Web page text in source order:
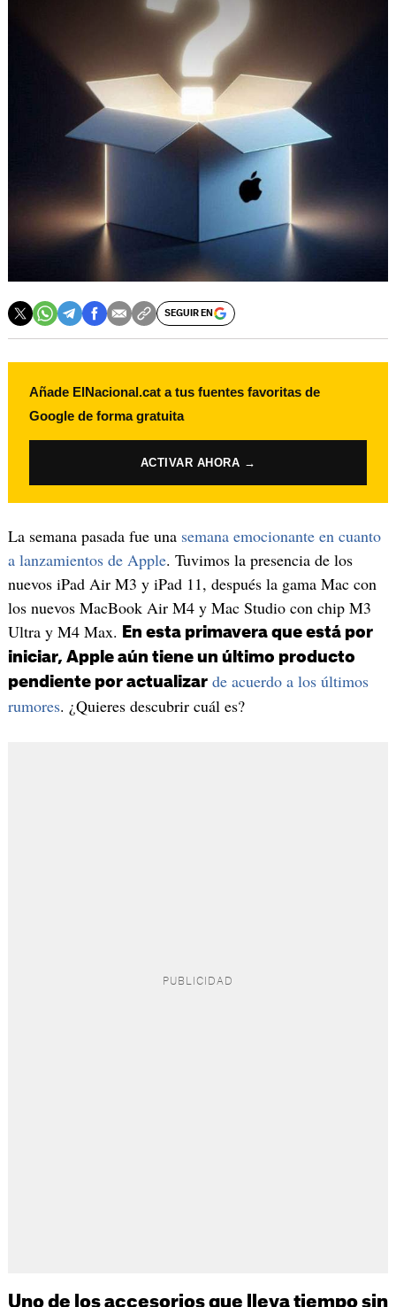
SEGUIR EN
Añade ElNacional.cat a tus fuentes favoritas de
Google de forma gratuita
ACTIVAR AHORA →
La semana pasada fue una semana emocionante en cuanto
a lanzamientos de Apple. Tuvimos la presencia de los
nuevos iPad Air M3 y iPad 11, después la gama Mac con
los nuevos MacBook Air M4 y Mac Studio con chip M3
Ultra y M4 Max.
En esta primavera que está por
iniciar, Apple aún tiene un último producto
pendiente por actualizar de acuerdo a los últimos
rumores. ¿Quieres descubrir cuál es?
Uno de los accesorios que lleva tiempo sin